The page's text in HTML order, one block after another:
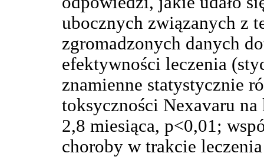
ubocznych związanych z
zgromadzonych danych
efektywności leczenia
znamienne statystycznie
toksyczności Nexavaru
2,8 miesiąca, p<0,01;
choroby w trakcie